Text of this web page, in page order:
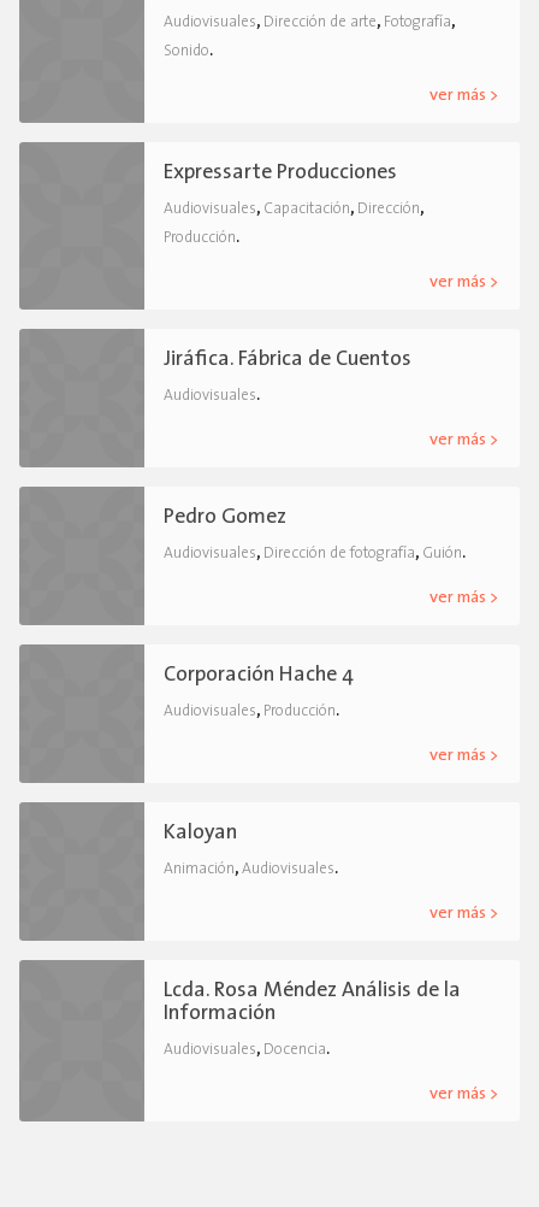
Audiovisuales, Dirección de arte, Fotografía,
Sonido.
ver más >
Expressarte Producciones
Audiovisuales, Capacitación, Dirección,
Producción.
ver más >
Jiráfica. Fábrica de Cuentos
Audiovisuales.
ver más >
Pedro Gomez
Audiovisuales, Dirección de fotografía, Guión.
ver más >
Corporación Hache 4
Audiovisuales, Producción.
ver más >
Kaloyan
Animación, Audiovisuales.
ver más >
Lcda. Rosa Méndez Análisis de la
Información
Audiovisuales, Docencia.
ver más >